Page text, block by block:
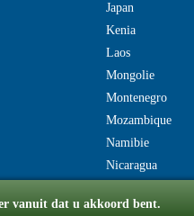
vanuit dat u akkoord bent.
Japan
Kenia
Laos
Mongolie
Montenegro
Mozambique
Namibie
Nicaragua